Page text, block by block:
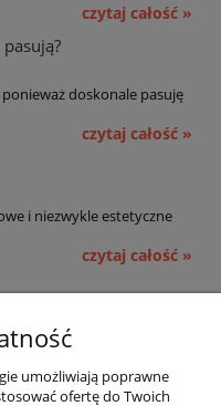
czytaj całość »
doskonale pasuję
czytaj całość »
i niezwykle estetyczne
czytaj całość »
umożliwiają poprawne
ofertę do Twoich